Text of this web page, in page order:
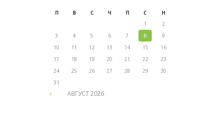
П В С Ч П С Н
АВГУСТ2026
1
2
3
4 5 6 7 8
9
10
11 12 13 14 15
16
17
18 19 20 21 22
23
24
25 26 27 28 29
30
31